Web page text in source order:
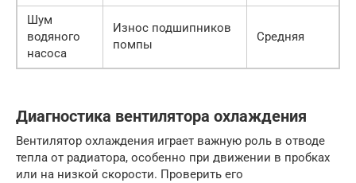
Шум
водяного
насоса
Износ подшипников
помпы
Средняя
Диагностика вентилятора охлаждения
Вентилятор охлаждения играет важную роль в отводе
тепла от радиатора, особенно при движении в пробках
или на низкой скорости. Проверить его